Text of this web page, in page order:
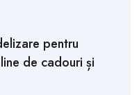
pentru
de cadouri și